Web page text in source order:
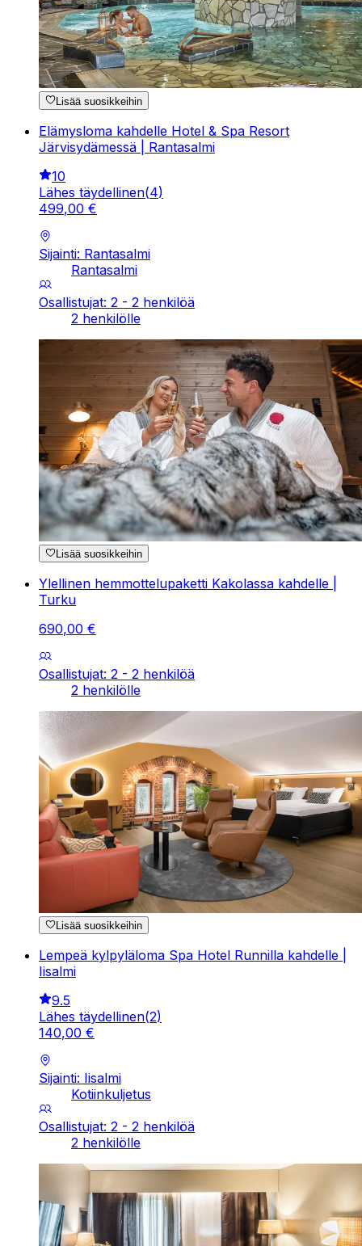
Lisää suosikkeihin
Elämysloma kahdelle Hotel & Spa Resort
Järvisydämessä | Rantasalmi
10
Lähes täydellinen(4)
499,00 €
Sijainti: Rantasalmi
Rantasalmi
Osallistujat: 2 - 2 henkilöä
2 henkilölle
Lisää suosikkeihin
Ylellinen hemmottelupaketti Kakolassa kahdelle |
Turku
690,00 €
Osallistujat: 2 - 2 henkilöä
2 henkilölle
Lisää suosikkeihin
Lempeä kylpyläloma Spa Hotel Runnilla kahdelle |
Iisalmi
9.5
Lähes täydellinen(2)
140,00 €
Sijainti: Iisalmi
Kotiinkuljetus
Osallistujat: 2 - 2 henkilöä
2 henkilölle